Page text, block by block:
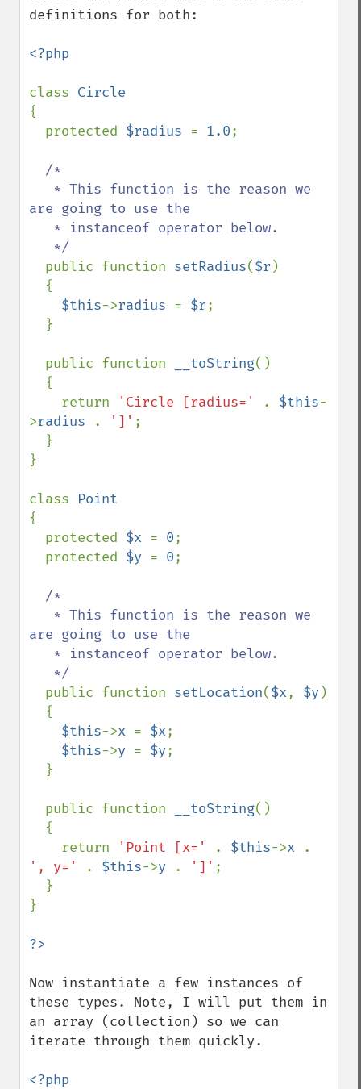
definitions for both:
<?php
class
{
  protected
$radius = 1.0;
/*
are going to use the
public function setRadius($r )
$this->radius = $r;
  public function
__toString()
    return
'Circle [radius=' . $this-
>radius . ']' ;
}
class
{
  protected
$x = 0;
  protected
$y = 0;
/*
are going to use the
public function setLocation($x, $y )
$this->x = $x;
$this->y = $y;
  public function
__toString()
    return
'Point [x=' . $this->x
', y='
. $this->y . ']' ;
}
Now instantiate a few instances of
these types. Note, I will put them in
an array (collection) so we can
iterate through them quickly.
<?php